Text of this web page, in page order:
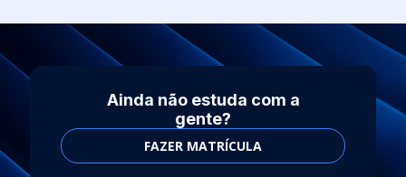
Ainda não estuda com a
gente?
FAZER MATRÍCULA